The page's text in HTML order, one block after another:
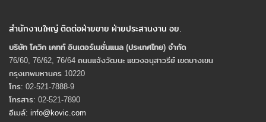
สำนักงานใหญ่ ติดต่อฝ่ายขาย ฝ่ายประสานงาน อย.
บริษัท โควิก เคทท์ อินเตอร์เนชั่นแนล (ประเทศไทย) จํากัด
76/60, 76/62, 76/64 ถนนแจ้งวัฒนะ แขวงอนุสาวรีย์ เขตบางเขน
กรุงเทพมหานคร 10220
โทร: 02-521-7888-9
โทรสาร: 02-521-7890
อีเมล์: info@kovic.com